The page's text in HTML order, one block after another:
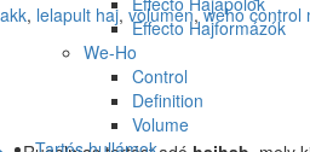
Effecto Hajformázók
We-Ho
Control
Definition
Volume
, lelapult haj, volumen,weho control